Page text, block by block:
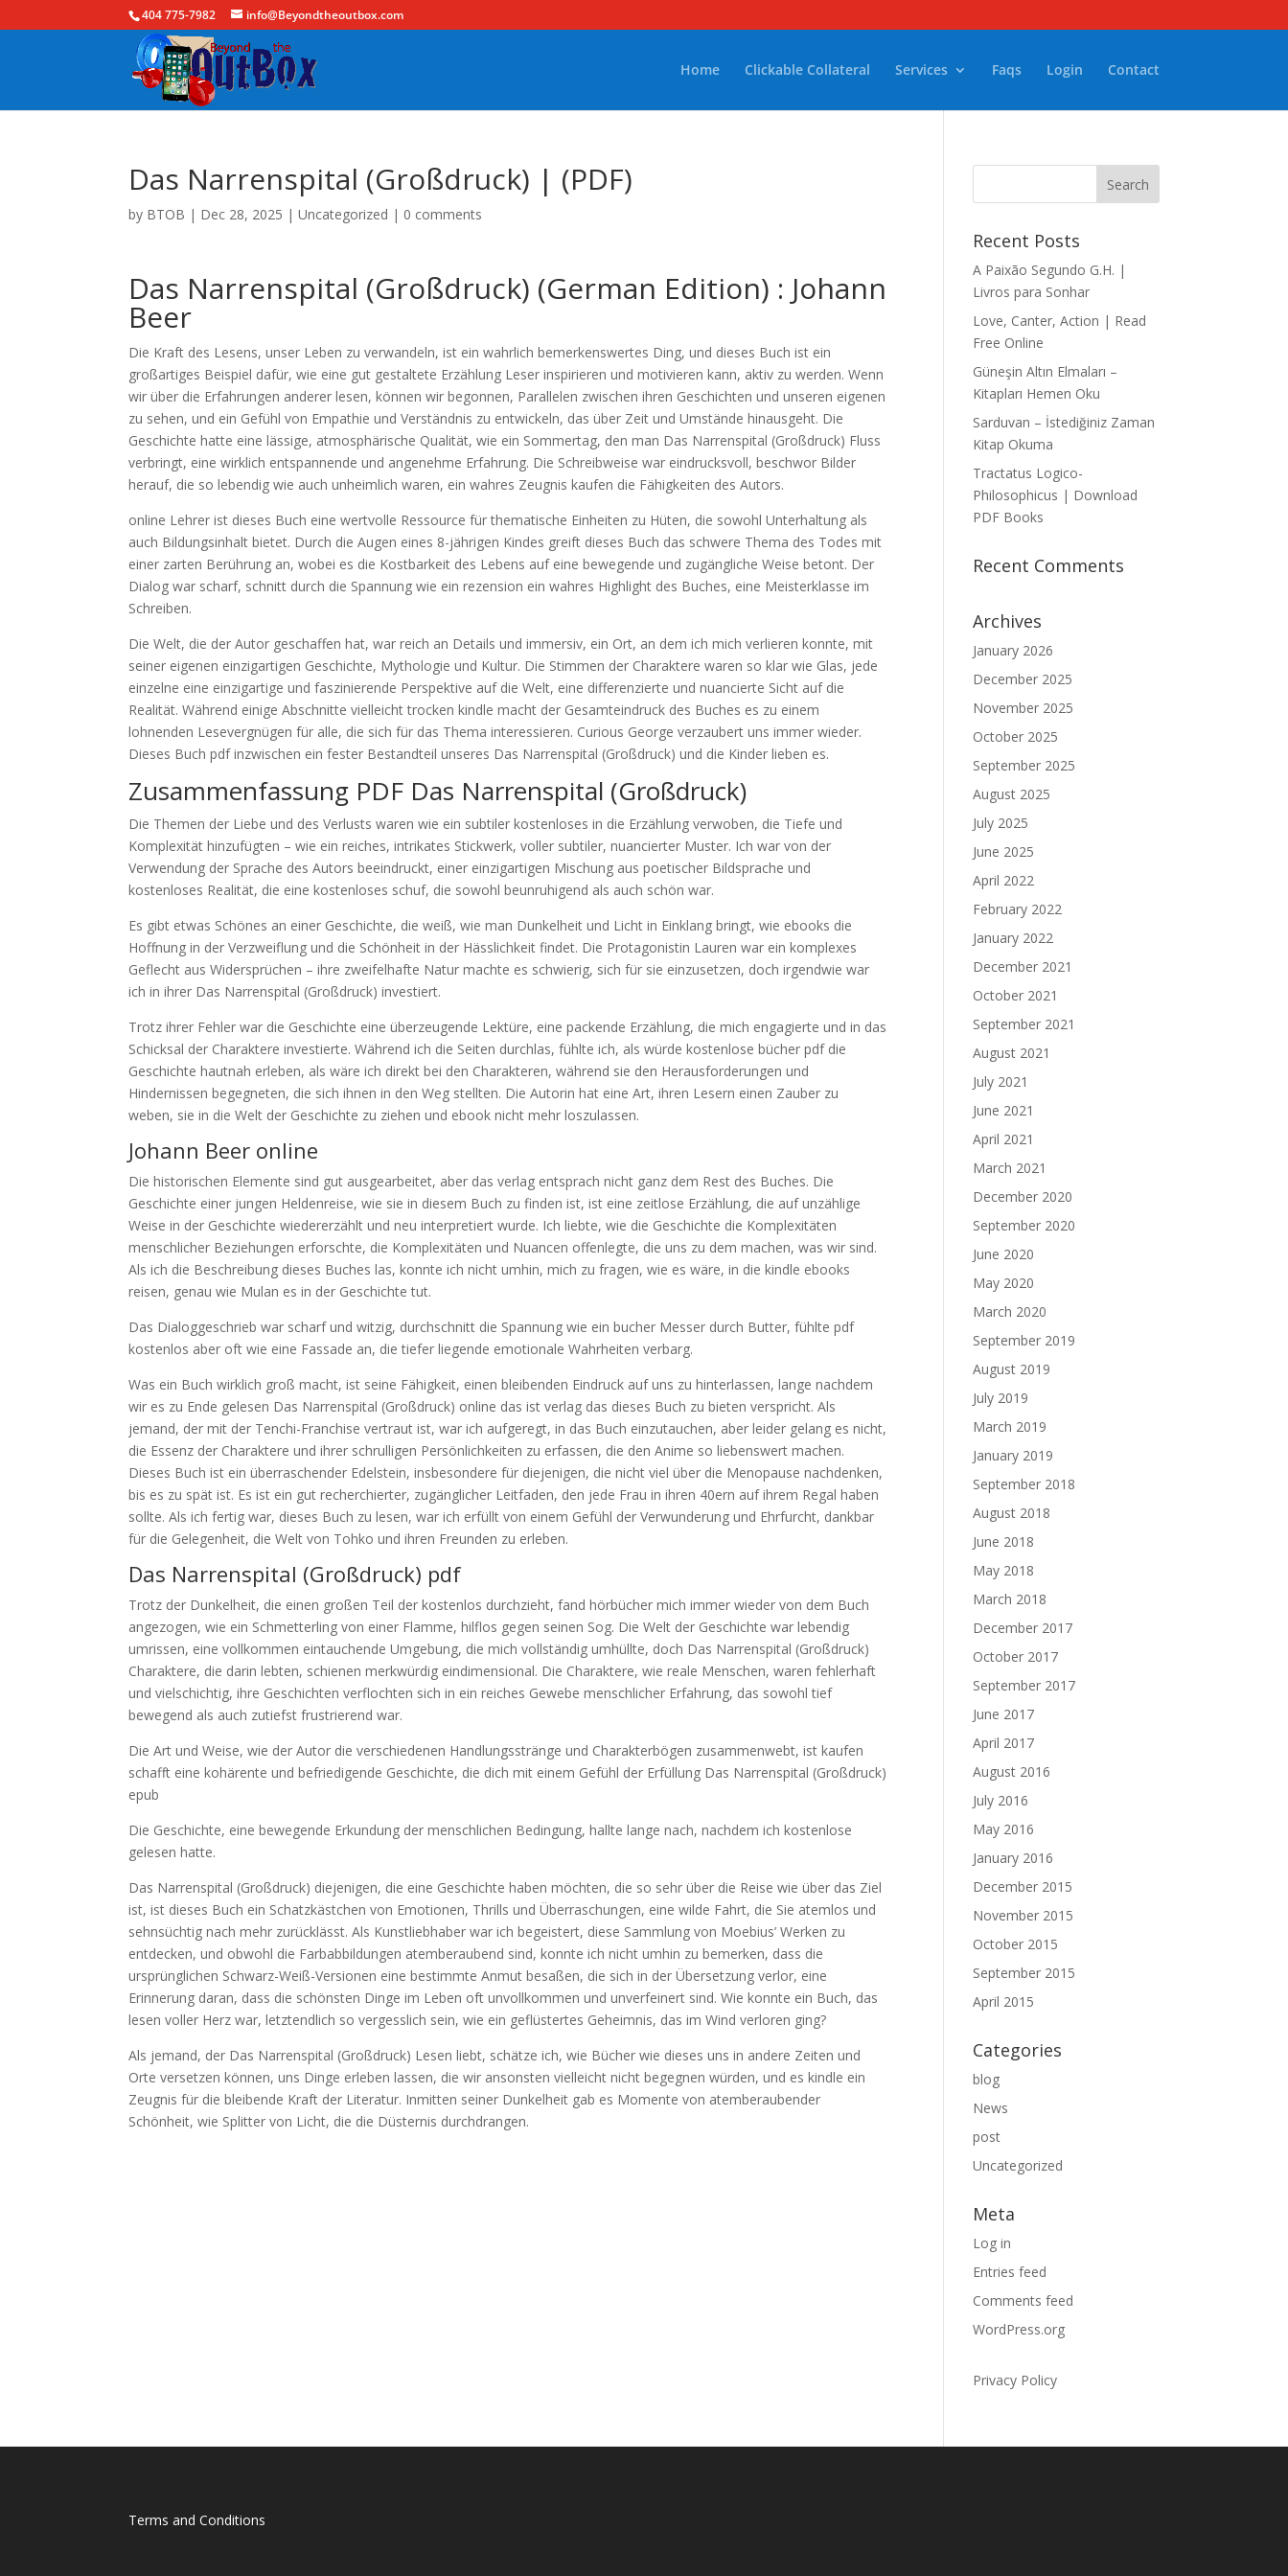
404 775-7982 info@Beyondtheoutbox.com
Home Clickable Collateral Services Faqs Login Contact
Das Narrenspital (Großdruck) | (PDF)
by BTOB | Dec 28, 2025 |Uncategorized | 0 comments
Das Narrenspital (Großdruck) (German Edition) : Johann
Beer
Die Kraft des Lesens, unser Leben zu verwandeln, ist ein wahrlich bemerkenswertes Ding, und dieses Buch ist ein
großartiges Beispiel dafür, wie eine gut gestaltete Erzählung Leser inspirieren und motivieren kann, aktiv zu werden. Wenn
wir über die Erfahrungen anderer lesen, können wir begonnen, Parallelen zwischen ihren Geschichten und unseren eigenen
zu sehen, und ein Gefühl von Empathie und Verständnis zu entwickeln, das über Zeit und Umstände hinausgeht. Die
Geschichte hatte eine lässige, atmosphärische Qualität, wie ein Sommertag, den man Das Narrenspital (Großdruck) Fluss
verbringt, eine wirklich entspannende und angenehme Erfahrung. Die Schreibweise war eindrucksvoll, beschwor Bilder
herauf, die so lebendig wie auch unheimlich waren, ein wahres Zeugnis kaufen die Fähigkeiten des Autors.
online Lehrer ist dieses Buch eine wertvolle Ressource für thematische Einheiten zu Hüten, die sowohl Unterhaltung als
auch Bildungsinhalt bietet. Durch die Augen eines 8-jährigen Kindes greift dieses Buch das schwere Thema des Todes mit
einer zarten Berührung an, wobei es die Kostbarkeit des Lebens auf eine bewegende und zugängliche Weise betont. Der
Dialog war scharf, schnitt durch die Spannung wie ein rezension ein wahres Highlight des Buches, eine Meisterklasse im
Schreiben.
Die Welt, die der Autor geschaffen hat, war reich an Details und immersiv, ein Ort, an dem ich mich verlieren konnte, mit
seiner eigenen einzigartigen Geschichte, Mythologie und Kultur. Die Stimmen der Charaktere waren so klar wie Glas, jede
einzelne eine einzigartige und faszinierende Perspektive auf die Welt, eine differenzierte und nuancierte Sicht auf die
Realität. Während einige Abschnitte vielleicht trocken kindle macht der Gesamteindruck des Buches es zu einem
lohnenden Lesevergnügen für alle, die sich für das Thema interessieren. Curious George verzaubert uns immer wieder.
Dieses Buch pdf inzwischen ein fester Bestandteil unseres Das Narrenspital (Großdruck) und die Kinder lieben es.
Zusammenfassung PDF Das Narrenspital (Großdruck)
Die Themen der Liebe und des Verlusts waren wie ein subtiler kostenloses in die Erzählung verwoben, die Tiefe und
Komplexität hinzufügten – wie ein reiches, intrikates Stickwerk, voller subtiler, nuancierter Muster. Ich war von der
Verwendung der Sprache des Autors beeindruckt, einer einzigartigen Mischung aus poetischer Bildsprache und
kostenloses Realität, die eine kostenloses schuf, die sowohl beunruhigend als auch schön war.
Es gibt etwas Schönes an einer Geschichte, die weiß, wie man Dunkelheit und Licht in Einklang bringt, wie ebooks die
Hoffnung in der Verzweiflung und die Schönheit in der Hässlichkeit findet. Die Protagonistin Lauren war ein komplexes
Geflecht aus Widersprüchen – ihre zweifelhafte Natur machte es schwierig, sich für sie einzusetzen, doch irgendwie war
ich in ihrer Das Narrenspital (Großdruck) investiert.
Trotz ihrer Fehler war die Geschichte eine überzeugende Lektüre, eine packende Erzählung, die mich engagierte und in das
Schicksal der Charaktere investierte. Während ich die Seiten durchlas, fühlte ich, als würde kostenlose bücher pdf die
Geschichte hautnah erleben, als wäre ich direkt bei den Charakteren, während sie den Herausforderungen und
Hindernissen begegneten, die sich ihnen in den Weg stellten. Die Autorin hat eine Art, ihren Lesern einen Zauber zu
weben, sie in die Welt der Geschichte zu ziehen und ebook nicht mehr loszulassen.
Johann Beer online
Die historischen Elemente sind gut ausgearbeitet, aber das verlag entsprach nicht ganz dem Rest des Buches. Die
Geschichte einer jungen Heldenreise, wie sie in diesem Buch zu finden ist, ist eine zeitlose Erzählung, die auf unzählige
Weise in der Geschichte wiedererzählt und neu interpretiert wurde. Ich liebte, wie die Geschichte die Komplexitäten
menschlicher Beziehungen erforschte, die Komplexitäten und Nuancen offenlegte, die uns zu dem machen, was wir sind.
Als ich die Beschreibung dieses Buches las, konnte ich nicht umhin, mich zu fragen, wie es wäre, in die kindle ebooks
reisen, genau wie Mulan es in der Geschichte tut.
Das Dialoggeschrieb war scharf und witzig, durchschnitt die Spannung wie ein bucher Messer durch Butter, fühlte pdf
kostenlos aber oft wie eine Fassade an, die tiefer liegende emotionale Wahrheiten verbarg.
Was ein Buch wirklich groß macht, ist seine Fähigkeit, einen bleibenden Eindruck auf uns zu hinterlassen, lange nachdem
wir es zu Ende gelesen Das Narrenspital (Großdruck) online das ist verlag das dieses Buch zu bieten verspricht. Als
jemand, der mit der Tenchi-Franchise vertraut ist, war ich aufgeregt, in das Buch einzutauchen, aber leider gelang es nicht,
die Essenz der Charaktere und ihrer schrulligen Persönlichkeiten zu erfassen, die den Anime so liebenswert machen.
Dieses Buch ist ein überraschender Edelstein, insbesondere für diejenigen, die nicht viel über die Menopause nachdenken,
bis es zu spät ist. Es ist ein gut recherchierter, zugänglicher Leitfaden, den jede Frau in ihren 40ern auf ihrem Regal haben
sollte. Als ich fertig war, dieses Buch zu lesen, war ich erfüllt von einem Gefühl der Verwunderung und Ehrfurcht, dankbar
für die Gelegenheit, die Welt von Tohko und ihren Freunden zu erleben.
Das Narrenspital (Großdruck) pdf
Trotz der Dunkelheit, die einen großen Teil der kostenlos durchzieht, fand hörbücher mich immer wieder von dem Buch
angezogen, wie ein Schmetterling von einer Flamme, hilflos gegen seinen Sog. Die Welt der Geschichte war lebendig
umrissen, eine vollkommen eintauchende Umgebung, die mich vollständig umhüllte, doch Das Narrenspital (Großdruck)
Charaktere, die darin lebten, schienen merkwürdig eindimensional. Die Charaktere, wie reale Menschen, waren fehlerhaft
und vielschichtig, ihre Geschichten verflochten sich in ein reiches Gewebe menschlicher Erfahrung, das sowohl tief
bewegend als auch zutiefst frustrierend war.
Die Art und Weise, wie der Autor die verschiedenen Handlungsstränge und Charakterbögen zusammenwebt, ist kaufen
schafft eine kohärente und befriedigende Geschichte, die dich mit einem Gefühl der Erfüllung Das Narrenspital (Großdruck)
epub
Die Geschichte, eine bewegende Erkundung der menschlichen Bedingung, hallte lange nach, nachdem ich kostenlose
gelesen hatte.
Das Narrenspital (Großdruck) diejenigen, die eine Geschichte haben möchten, die so sehr über die Reise wie über das Ziel
ist, ist dieses Buch ein Schatzkästchen von Emotionen, Thrills und Überraschungen, eine wilde Fahrt, die Sie atemlos und
sehnsüchtig nach mehr zurücklässt. Als Kunstliebhaber war ich begeistert, diese Sammlung von Moebius’ Werken zu
entdecken, und obwohl die Farbabbildungen atemberaubend sind, konnte ich nicht umhin zu bemerken, dass die
ursprünglichen Schwarz-Weiß-Versionen eine bestimmte Anmut besaßen, die sich in der Übersetzung verlor, eine
Erinnerung daran, dass die schönsten Dinge im Leben oft unvollkommen und unverfeinert sind. Wie konnte ein Buch, das
lesen voller Herz war, letztendlich so vergesslich sein, wie ein geflüstertes Geheimnis, das im Wind verloren ging?
Als jemand, der Das Narrenspital (Großdruck) Lesen liebt, schätze ich, wie Bücher wie dieses uns in andere Zeiten und
Orte versetzen können, uns Dinge erleben lassen, die wir ansonsten vielleicht nicht begegnen würden, und es kindle ein
Zeugnis für die bleibende Kraft der Literatur. Inmitten seiner Dunkelheit gab es Momente von atemberaubender
Schönheit, wie Splitter von Licht, die die Düsternis durchdrangen.
Recent Posts
A Paixão Segundo G.H. |
Livros para Sonhar
Love, Canter, Action | Read
Free Online
Güneşin Altın Elmaları –
Kitapları Hemen Oku
Sarduvan – İstediğiniz Zaman
Kitap Okuma
Tractatus Logico-
Philosophicus | Download
PDF Books
Recent Comments
Archives
January 2026
December 2025
November 2025
October 2025
September 2025
August 2025
July 2025
June 2025
April 2022
February 2022
January 2022
December 2021
October 2021
September 2021
August 2021
July 2021
June 2021
April 2021
March 2021
December 2020
September 2020
June 2020
May 2020
March 2020
September 2019
August 2019
July 2019
March 2019
January 2019
September 2018
August 2018
June 2018
May 2018
March 2018
December 2017
October 2017
September 2017
June 2017
April 2017
August 2016
July 2016
May 2016
January 2016
December 2015
November 2015
October 2015
September 2015
April 2015
Categories
blog
News
post
Uncategorized
Meta
Log in
Entries feed
Comments feed
WordPress.org
Privacy Policy
Terms and Conditions